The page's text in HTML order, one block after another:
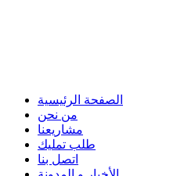
الصفحة الرئيسية
من نحن
مشاريعنا
طلب تمليك
اتصل بنا